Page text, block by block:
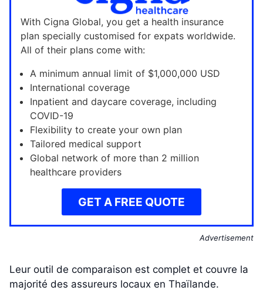
With Cigna Global, you get a health insurance
plan specially customised for expats worldwide.
All of their plans come with:
A minimum annual limit of $1,000,000 USD
International coverage
Inpatient and daycare coverage, including
COVID-19
Flexibility to create your own plan
Tailored medical support
Global network of more than 2 million
healthcare providers
GET A FREE QUOTE
Advertisement
Leur outil de comparaison est complet et couvre la
majorité des assureurs locaux en Thaïlande.